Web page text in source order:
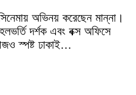
অভিনয় করেছেন মান্না।
দর্শক এবং বক্স অফিসে
স্পষ্ট ঢাকাই…